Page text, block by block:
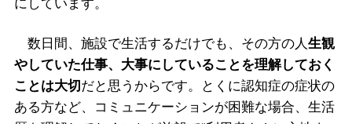
にしています。
数日間、施設で生活するだけでも、その方の人 生観
やしていた仕事、大事にしていることを理解しておく
ことは大切 だと思うからです。とくに認知症の症状の
ある方など、コミュニケーションが困難な場合、生活